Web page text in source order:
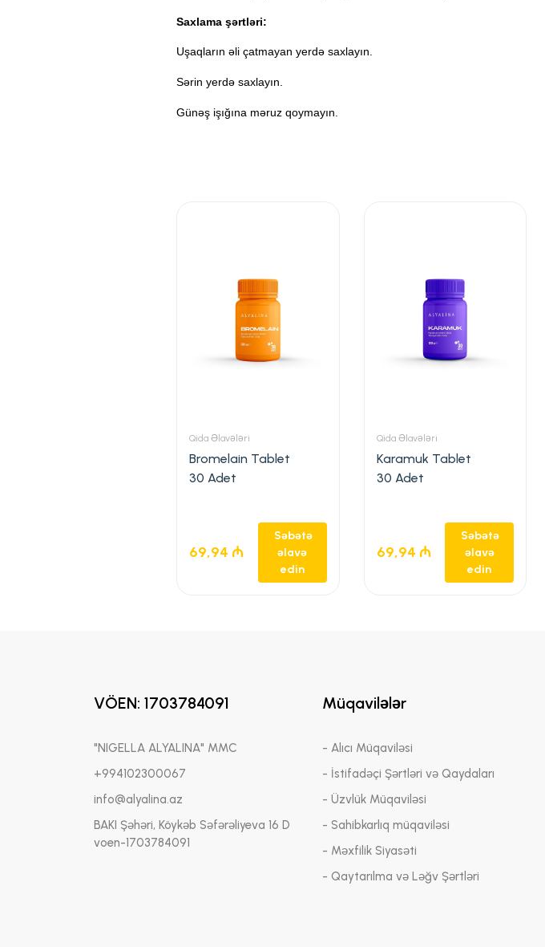
Saxlama şərtləri:
Uşaqların əli çatmayan yerdə saxlayın.
Sərin yerdə saxlayın.
Günəş işığına məruz qoymayın.
Qida Əlavələri
Bromelain Tablet
30 Adet
69,94 ₼
Səbətə
əlavə
edin
Qida Əlavələri
Karamuk Tablet
30 Adet
69,94 ₼
Səbətə
əlavə
edin
VÖEN: 1703784091
"NIGELLA ALYALINA" MMC
+994102300067
info@alyalina.az
BAKI Şəhəri, Köykəb Səfərəliyeva 16 D
voen-1703784091
Müqavilələr
- Alıcı Müqaviləsi
- İstifadəçi Şərtləri və Qaydaları
- Üzvlük Müqaviləsi
- Sahibkarlıq müqaviləsi
- Məxfilik Siyasəti
- Qaytarılma və Ləğv Şərtləri